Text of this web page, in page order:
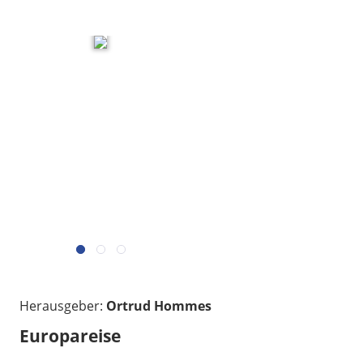
Herausgeber: Ortrud Hommes
Europareise